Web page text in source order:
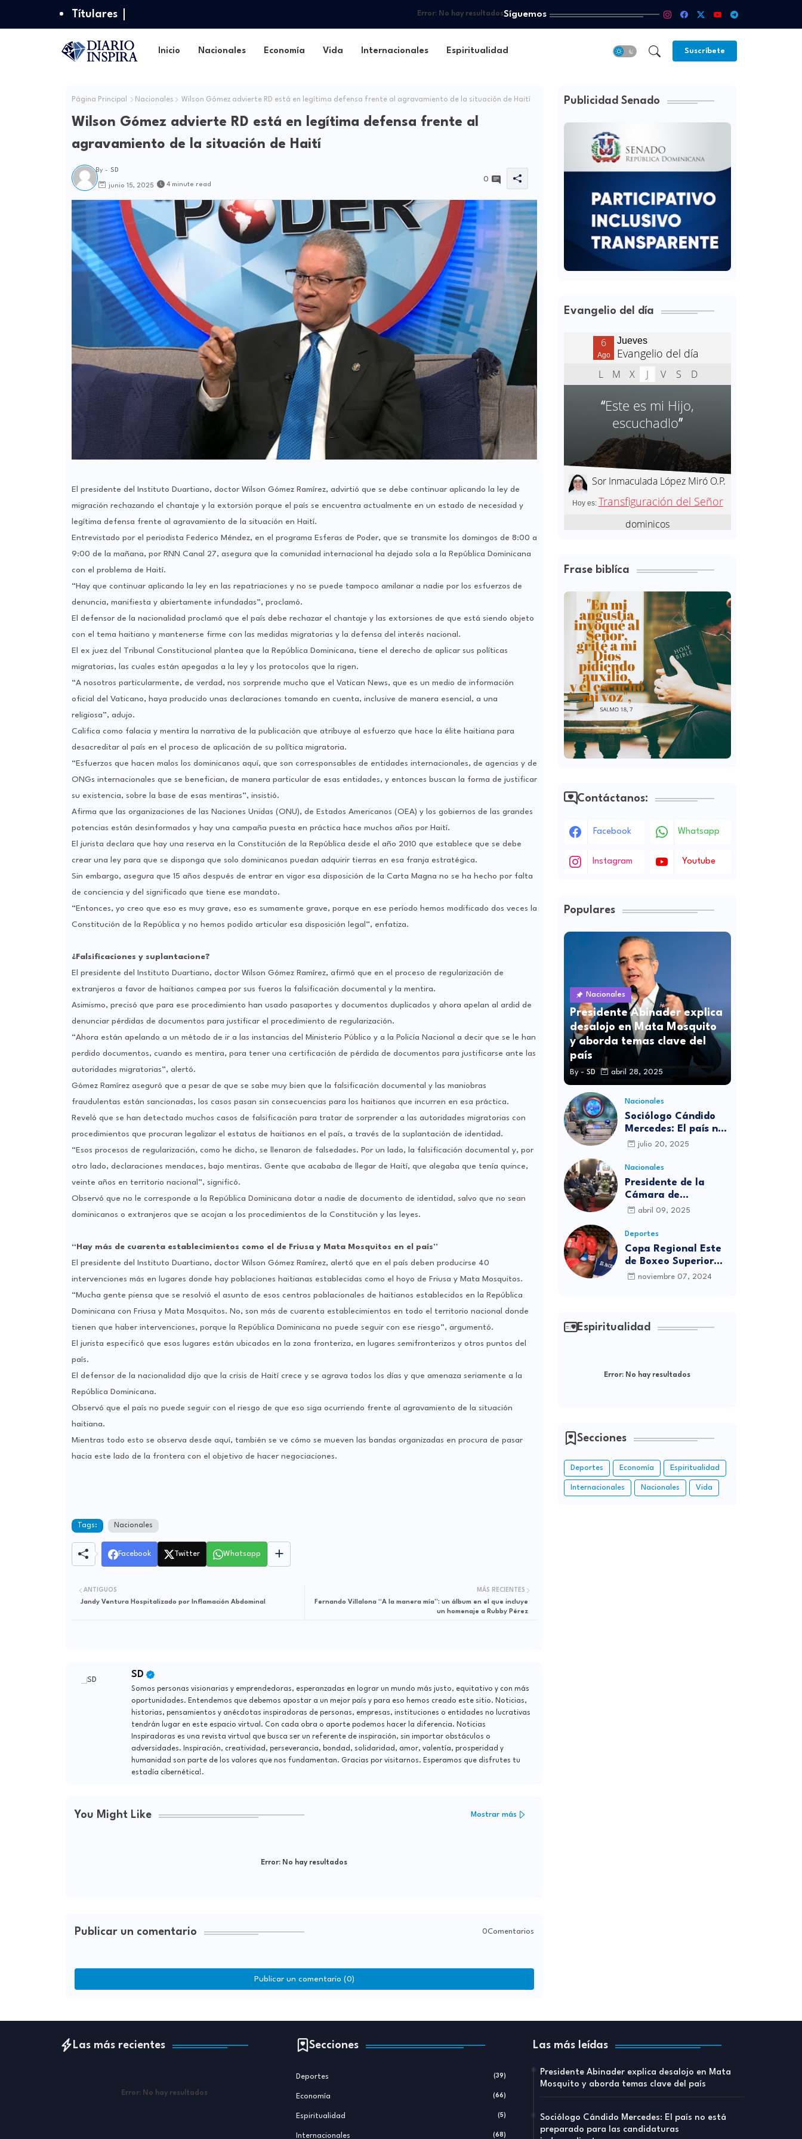
Títulares Error:No hay resultadosSíguemos
Inicio Nacionales Economía Vida Internacionales Espiritualidad Suscríbete
Página Principal Nacionales Wilson Gómez advierte RD está en legítima defensa frente al agravamiento de la situación de Haití
Wilson Gómez advierte RD está en legítima defensa frente al
agravamiento de la situación de Haití
By - SD
junio 15, 2025 4 minute read
0
El presidente del Instituto Duartiano, doctor Wilson Gómez Ramírez, advirtió que se debe continuar aplicando la ley de
migración rechazando el chantaje y la extorsión porque el país se encuentra actualmente en un estado de necesidad y
legítima defensa frente al agravamiento de la situación en Haití.
Entrevistado por el periodista Federico Méndez, en el programa Esferas de Poder, que se transmite los domingos de 8:00 a
9:00 de la mañana, por RNN Canal 27, asegura que la comunidad internacional ha dejado sola a la República Dominicana
con el problema de Haití.
“Hay que continuar aplicando la ley en las repatriaciones y no se puede tampoco amilanar a nadie por los esfuerzos de
denuncia, manifiesta y abiertamente infundadas”, proclamó.
El defensor de la nacionalidad proclamó que el país debe rechazar el chantaje y las extorsiones de que está siendo objeto
con el tema haitiano y mantenerse firme con las medidas migratorias y la defensa del interés nacional.
El ex juez del Tribunal Constitucional plantea que la República Dominicana, tiene el derecho de aplicar sus políticas
migratorias, las cuales están apegadas a la ley y los protocolos que la rigen.
“A nosotros particularmente, de verdad, nos sorprende mucho que el Vatican News, que es un medio de información
oficial del Vaticano, haya producido unas declaraciones tomando en cuenta, inclusive de manera esencial, a una
religiosa”, adujo.
Califica como falacia y mentira la narrativa de la publicación que atribuye al esfuerzo que hace la élite haitiana para
desacreditar al país en el proceso de aplicación de su política migratoria.
“Esfuerzos que hacen malos los dominicanos aquí, que son corresponsables de entidades internacionales, de agencias y de
ONGs internacionales que se benefician, de manera particular de esas entidades, y entonces buscan la forma de justificar
su existencia, sobre la base de esas mentiras”, insistió.
Afirma que las organizaciones de las Naciones Unidas (ONU), de Estados Americanos (OEA) y los gobiernos de las grandes
potencias están desinformados y hay una campaña puesta en práctica hace muchos años por Haití.
El jurista declara que hay una reserva en la Constitución de la República desde el año 2010 que establece que se debe
crear una ley para que se disponga que solo dominicanos puedan adquirir tierras en esa franja estratégica.
Sin embargo, asegura que 15 años después de entrar en vigor esa disposición de la Carta Magna no se ha hecho por falta
de conciencia y del significado que tiene ese mandato.
“Entonces, yo creo que eso es muy grave, eso es sumamente grave, porque en ese período hemos modificado dos veces la
Constitución de la República y no hemos podido articular esa disposición legal”, enfatiza.
¿Falsificaciones y suplantacione?
El presidente del Instituto Duartiano, doctor Wilson Gómez Ramírez, afirmó que en el proceso de regularización de
extranjeros a favor de haitianos campea por sus fueros la falsificación documental y la mentira.
Asimismo, precisó que para ese procedimiento han usado pasaportes y documentos duplicados y ahora apelan al ardid de
denunciar pérdidas de documentos para justificar el procedimiento de regularización.
“Ahora están apelando a un método de ir a las instancias del Ministerio Público y a la Policía Nacional a decir que se le han
perdido documentos, cuando es mentira, para tener una certificación de pérdida de documentos para justificarse ante las
autoridades migratorias”, alertó.
Gómez Ramírez aseguró que a pesar de que se sabe muy bien que la falsificación documental y las maniobras
fraudulentas están sancionadas, los casos pasan sin consecuencias para los haitianos que incurren en esa práctica.
Reveló que se han detectado muchos casos de falsificación para tratar de sorprender a las autoridades migratorias con
procedimientos que procuran legalizar el estatus de haitianos en el país, a través de la suplantación de identidad.
“Esos procesos de regularización, como he dicho, se llenaron de falsedades. Por un lado, la falsificación documental y, por
otro lado, declaraciones mendaces, bajo mentiras. Gente que acababa de llegar de Haití, que alegaba que tenía quince,
veinte años en territorio nacional”, significó.
Observó que no le corresponde a la República Dominicana dotar a nadie de documento de identidad, salvo que no sean
dominicanos o extranjeros que se acojan a los procedimientos de la Constitución y las leyes.
“Hay más de cuarenta establecimientos como el de Friusa y Mata Mosquitos en el país”
El presidente del Instituto Duartiano, doctor Wilson Gómez Ramírez, alertó que en el país deben producirse 40
intervenciones más en lugares donde hay poblaciones haitianas establecidas como el hoyo de Friusa y Mata Mosquitos.
“Mucha gente piensa que se resolvió el asunto de esos centros poblacionales de haitianos establecidos en la República
Dominicana con Friusa y Mata Mosquitos. No, son más de cuarenta establecimientos en todo el territorio nacional donde
tienen que haber intervenciones, porque la República Dominicana no puede seguir con ese riesgo”, argumentó.
El jurista especificó que esos lugares están ubicados en la zona fronteriza, en lugares semifronterizos y otros puntos del
país.
El defensor de la nacionalidad dijo que la crisis de Haití crece y se agrava todos los días y que amenaza seriamente a la
República Dominicana.
Observó que el país no puede seguir con el riesgo de que eso siga ocurriendo frente al agravamiento de la situación
haitiana.
Mientras todo esto se observa desde aquí, también se ve cómo se mueven las bandas organizadas en procura de pasar
hacia este lado de la frontera con el objetivo de hacer negociaciones.
Tags: Nacionales
Facebook Twitter Whatsapp
MÁS RECIENTES
Fernando Villalona “A la manera mía”: un álbum en el que incluye
un homenaje a Rubby Pérez
ANTIGUOS
Jandy Ventura Hospitalizado por Inflamación Abdominal
SD
Somos personas visionarias y emprendedoras, esperanzadas en lograr un mundo más justo, equitativo y con más
oportunidades. Entendemos que debemos apostar a un mejor país y para eso hemos creado este sitio. Noticias,
historias, pensamientos y anécdotas inspiradoras de personas, empresas, instituciones o entidades no lucrativas
tendrán lugar en este espacio virtual. Con cada obra o aporte podemos hacer la diferencia. Noticias
Inspiradoras es una revista virtual que busca ser un referente de inspiración, sin importar obstáculos o
adversidades. Inspiración, creatividad, perseverancia, bondad, solidaridad, amor, valentía, prosperidad y
humanidad son parte de los valores que nos fundamentan. Gracias por visitarnos. Esperamos que disfrutes tu
estadía cibernética!.
You Might Like Mostrar más
Error: No hay resultados
Publicar un comentario 0Comentarios
Publicar un comentario (0)
Publicidad Senado
Evangelio del día
Frase biblíca
Contáctanos:
Facebook Whatsapp
Instagram Youtube
Populares
Nacionales
Presidente Abinader explica
desalojo en Mata Mosquito
y aborda temas clave del
país
By - SD abril 28, 2025
Nacionales
Sociólogo Cándido
Mercedes: El país no
está preparado para
independientes
julio 20, 2025
Nacionales
Presidente de la
Cámara de
diputados se
víctimas de la
discoteca Jet Set
abril 09, 2025
Deportes
Copa Regional Este
de Boxeo Superior
será inaugurada este
noviembre 07, 2024
Espiritualidad
Error: No hay resultados
Secciones
Deportes Economía Espiritualidad
Internacionales Nacionales Vida
Las más recientes
Error: No hay resultados
Secciones
Deportes (39)
Economía (66)
Espiritualidad (5)
Internacionales (68)
Las más leídas
Presidente Abinader explica desalojo en Mata
Mosquito y aborda temas clave del país
Sociólogo Cándido Mercedes: El país no está
preparado para las candidaturas